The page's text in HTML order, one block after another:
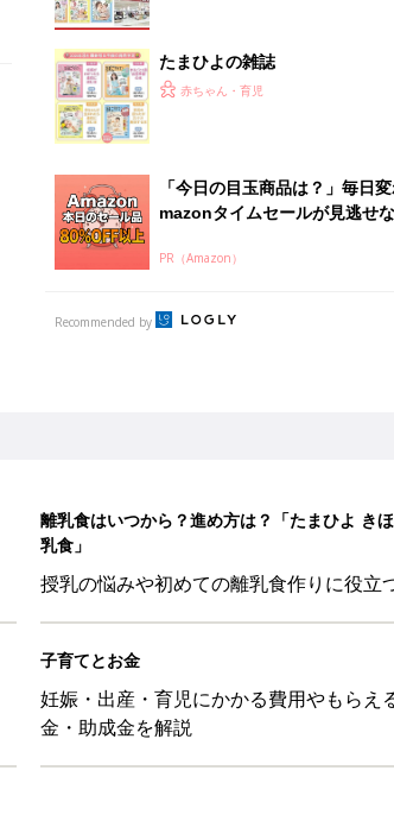
たまひよの雑誌
赤ちゃん・育児
「今日の目玉商品は？」毎日
mazonタイムセールが見逃せ
PR（Amazon）
Recommended by
離乳食はいつから？進め方は？「たまひよ き
乳食」
授乳の悩みや初めての離乳食作りに役立
子育てとお金
妊娠・出産・育児にかかる費用やもらえ
金・助成金を解説